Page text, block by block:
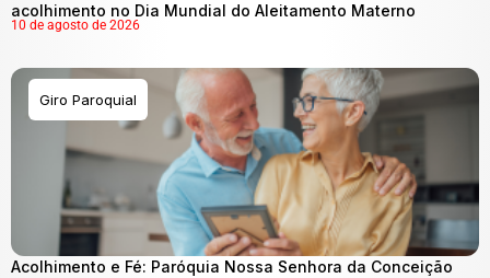
acolhimento no Dia Mundial do Aleitamento Materno
10 de agosto de 2026
Giro Paroquial
Acolhimento e Fé: Paróquia Nossa Senhora da Conceição